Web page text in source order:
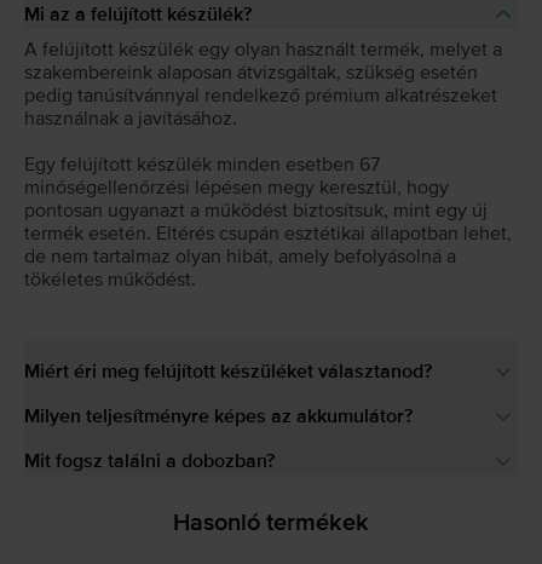
Mi az a felújított készülék?
A felújított készülék egy olyan használt termék, melyet a
szakembereink alaposan átvizsgáltak, szükség esetén
pedig tanúsítvánnyal rendelkező prémium alkatrészeket
használnak a javításához.
Egy felújított készülék minden esetben 67
minőségellenőrzési lépésen megy keresztül, hogy
pontosan ugyanazt a működést biztosítsuk, mint egy új
termék esetén. Eltérés csupán esztétikai állapotban lehet,
de nem tartalmaz olyan hibát, amely befolyásolná a
tökéletes működést.
Miért éri meg felújított készüléket választanod?
Milyen teljesítményre képes az akkumulátor?
Mit fogsz találni a dobozban?
Hasonló termékek